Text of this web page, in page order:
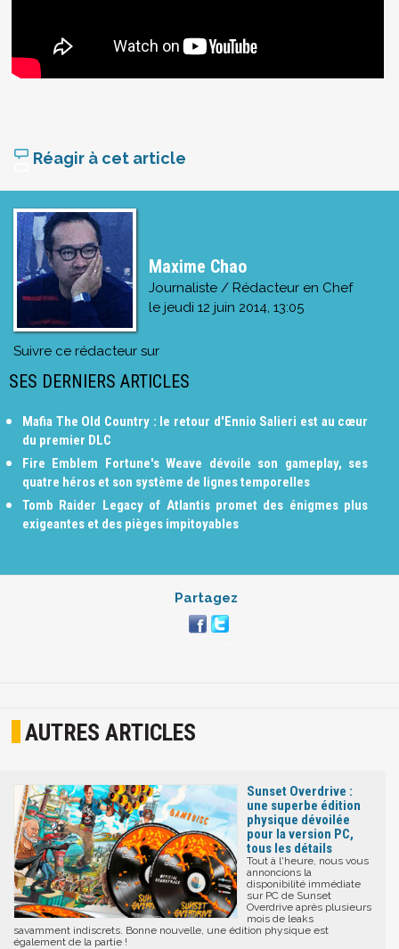
Réagir à cet article
Maxime Chao
Journaliste / Rédacteur en Chef
le jeudi 12 juin 2014, 13:05
Suivre ce rédacteur sur
SES DERNIERS ARTICLES
Mafia The Old Country : le retour d'Ennio Salieri est au cœur
du premier DLC
Fire Emblem Fortune's Weave dévoile son gameplay, ses
quatre héros et son système de lignes temporelles
Tomb Raider Legacy of Atlantis promet des énigmes plus
exigeantes et des pièges impitoyables
Partagez
AUTRES ARTICLES
Sunset Overdrive :
une superbe édition
physique dévoilée
pour la version PC,
tous les détails
Tout à l'heure, nous vous
annoncions la
disponibilité immédiate
sur PC de Sunset
Overdrive après plusieurs
mois de leaks
savamment indiscrets. Bonne nouvelle, une édition physique est
également de la partie !